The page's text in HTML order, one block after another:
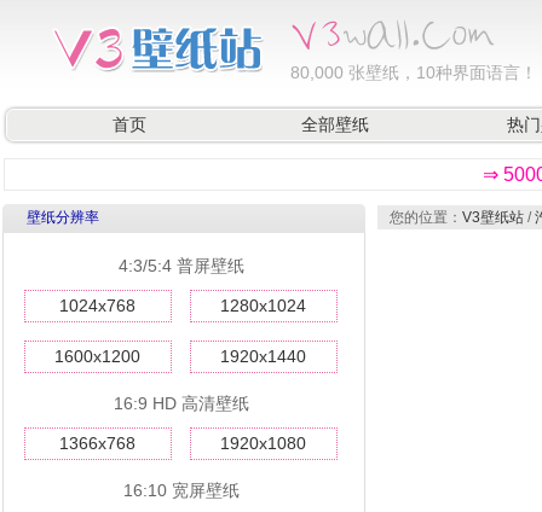
80,000 张壁纸，10种界面语言！
首页 全部壁纸 热
⇒
壁纸分辨率
4:3/5:4 普屏壁纸
1024x768 1280x1024
1600x1200 1920x1440
16:9 HD 高清壁纸
1366x768 1920x1080
16:10 宽屏壁纸
您的位置： V3壁纸站 /